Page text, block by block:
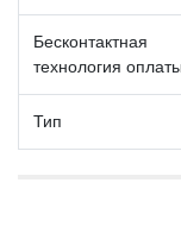
Бесконтактная
технология оплаты
Тип